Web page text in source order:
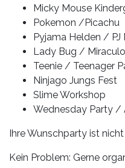
Micky Mouse
Pokemon /Picachu
Pyjama Helden / PJ
Lady Bug /
Teenie / Teenager
Ninjago Jungs Fest
Slime Workshop
Wednesday Party /
Ihre Wunschparty ist
Kein Problem: Gerne